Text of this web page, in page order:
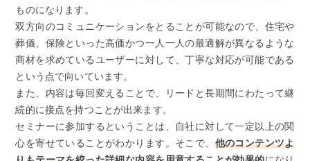
ものになります。
双方向のコミュニケーションをとることが可能なので、住宅や
葬儀、保険といった高価かつ一人一人の最適解が異なるような
商材を求めているユーザーに対して、丁寧な対応が可能である
という点で向いています。
また、内容は毎回変えることで、リードと長期間にわたって継
続的に接点を持つことが出来ます。
セミナーに参加するということは、自社に対して一定以上の関
心を寄せていることがわかります。そこで、 他のコンテンツよ